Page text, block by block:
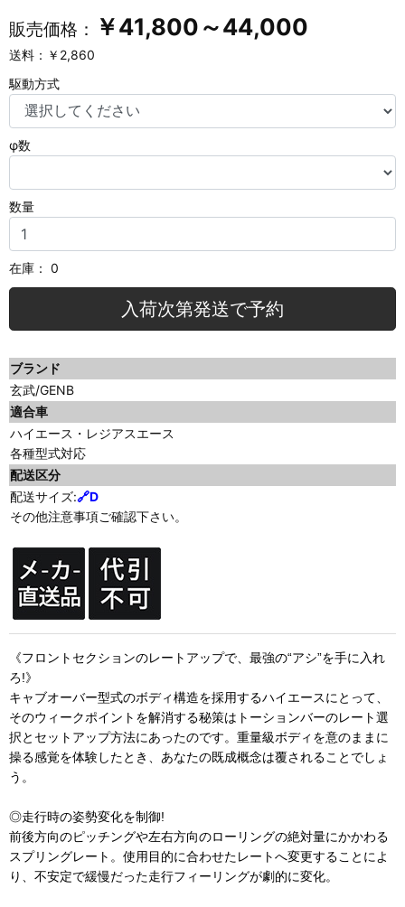
販売価格： ￥41,800～44,000
送料：￥2,860
駆動方式
φ数
数量
在庫： 0
入荷次第発送で予約
ブランド
玄武/GENB
適合車
ハイエース・レジアスエース
各種型式対応
配送区分
配送サイズ:🔗D
その他注意事項ご確認下さい。
《フロントセクションのレートアップで、最強の“アシ”を手に入れ
ろ!》
キャブオーバー型式のボディ構造を採用するハイエースにとって、
そのウィークポイントを解消する秘策はトーションバーのレート選
択とセットアップ方法にあったのです。重量級ボディを意のままに
操る感覚を体験したとき、あなたの既成概念は覆されることでしょ
う。
◎走行時の姿勢変化を制御!
前後方向のピッチングや左右方向のローリングの絶対量にかかわる
スプリングレート。使用目的に合わせたレートへ変更することによ
り、不安定で緩慢だった走行フィーリングが劇的に変化。